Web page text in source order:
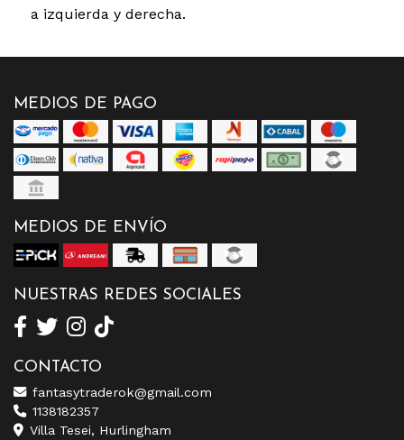
a izquierda y derecha.
MEDIOS DE PAGO
MEDIOS DE ENVÍO
NUESTRAS REDES SOCIALES
CONTACTO
fantasytraderok@gmail.com
1138182357
Villa Tesei, Hurlingham